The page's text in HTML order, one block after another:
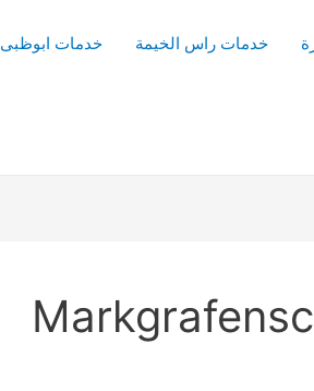
خدمات راس الخيمة خدمات ابوظبى